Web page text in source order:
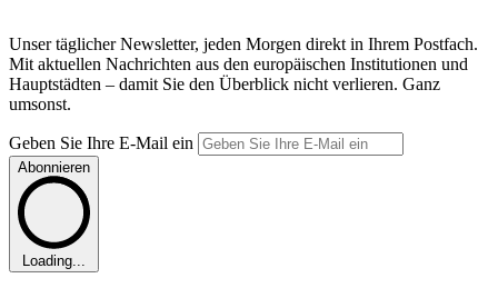
Unser täglicher Newsletter, jeden Morgen direkt in Ihrem Postfach.
Mit aktuellen Nachrichten aus den europäischen Institutionen und
Hauptstädten – damit Sie den Überblick nicht verlieren. Ganz
umsonst.
Geben Sie Ihre E-Mail ein
Abonnieren
Loading...